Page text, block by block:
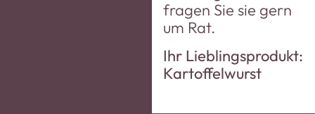
fragen Sie sie gern
um Rat.
Ihr Lieblingsprodukt:
Kartoffelwurst